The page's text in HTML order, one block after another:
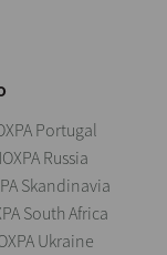
Portugal
Russia
Skandinavia
South Africa
Ukraine